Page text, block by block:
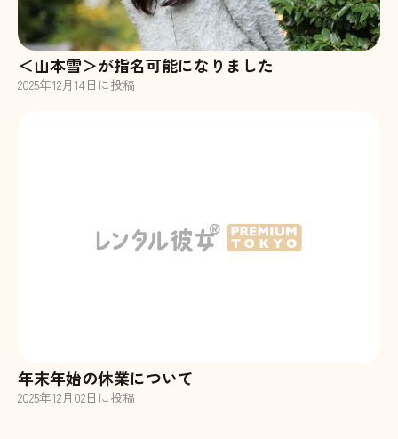
＜山本雪＞が指名可能になりました
2025年12月 14日に投稿
年末年始の休業について
2025年12月 02日に投稿